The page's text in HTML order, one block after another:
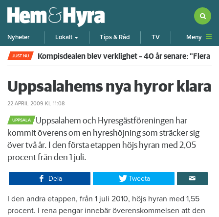
Nyheter Lokalt Tips & Råd TV Meny
JUST NU Kompisdealen blev verklighet – 40 år senare: "Flera
Uppsalahems nya hyror klara
22 APRIL 2009 KL 11:08
UPPSALA
​Uppsalahem och Hyresgästföreningen har
kommit överens om en hyreshöjning som sträcker sig
över två år. I den första etappen höjs hyran med 2,05
procent från den 1 juli.
Dela Tweeta
​I den andra etappen, från 1 juli 2010, höjs hyran med 1,55
procent. I rena pengar innebär överenskommelsen att den